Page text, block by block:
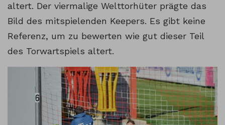
altert. Der viermalige Welttorhüter prägte das
Bild des mitspielenden Keepers. Es gibt keine
Referenz, um zu bewerten wie gut dieser Teil
des Torwartspiels altert.